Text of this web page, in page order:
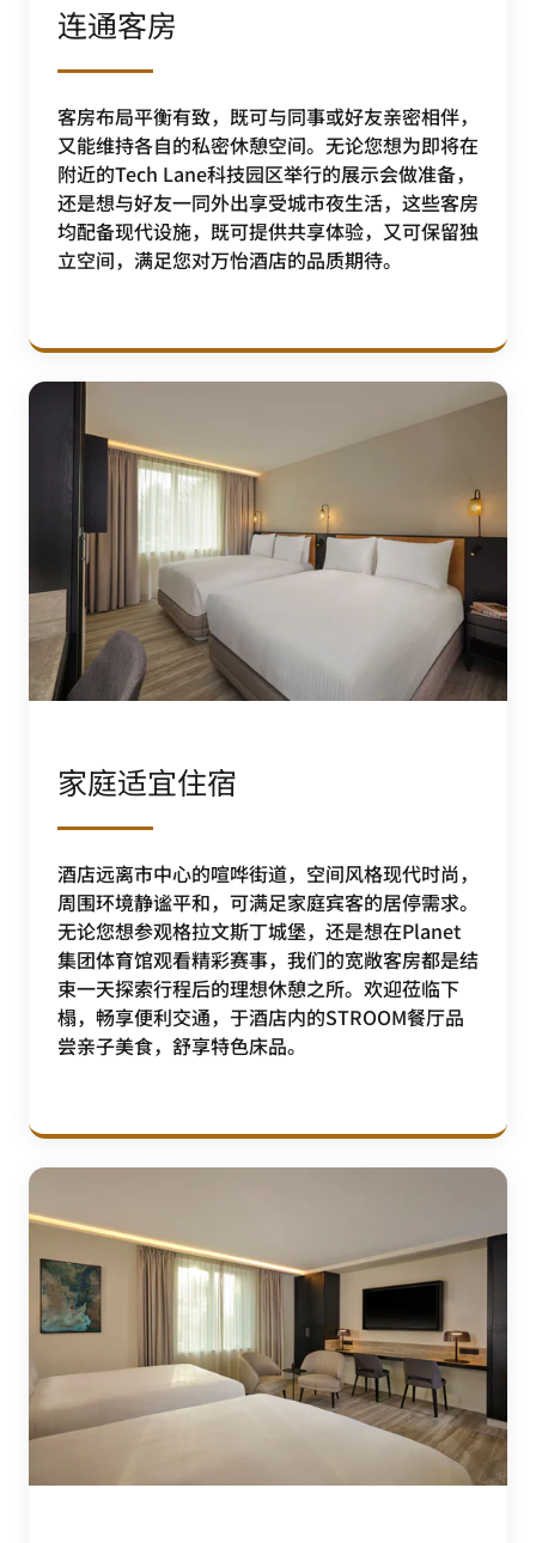
连通客房
客房布局平衡有致，既可与同事或好友亲密相伴，
又能维持各自的私密休憩空间。无论您想为即将在
附近的Tech Lane科技园区举行的展示会做准备，
还是想与好友一同外出享受城市夜生活，这些客房
均配备现代设施，既可提供共享体验，又可保留独
立空间，满足您对万怡酒店的品质期待。
家庭适宜住宿
酒店远离市中心的喧哗街道，空间风格现代时尚，
周围环境静谧平和，可满足家庭宾客的居停需求。
无论您想参观格拉文斯丁城堡，还是想在Planet
集团体育馆观看精彩赛事，我们的宽敞客房都是结
束一天探索行程后的理想休憩之所。欢迎莅临下
榻，畅享便利交通，于酒店内的STROOM餐厅品
尝亲子美食，舒享特色床品。